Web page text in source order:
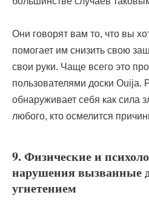
Они говорят вам то, что вы
помогает им снизить свою
свои руки. Чаще всего это
пользователями доски Ouija.
обнаруживает себя как сила
любого, кто осмелится
9. Физические и
нарушения вызванные
угнетением